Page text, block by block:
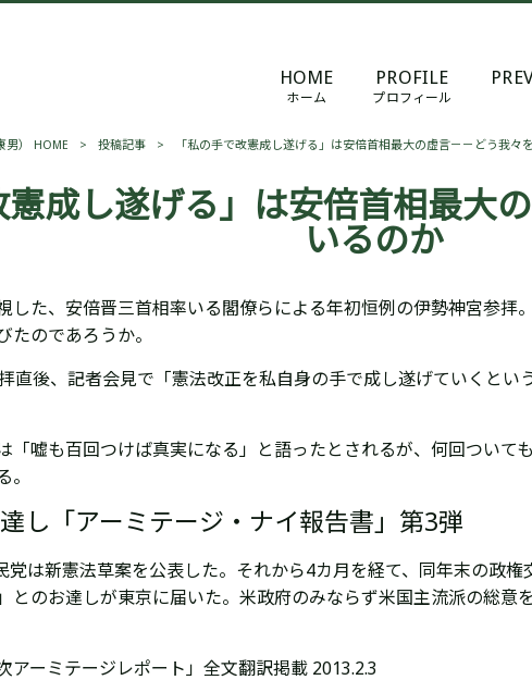
HOME
ホーム
PROFILE
プロフィール
男） HOME > 投稿記事 > 「私の手で改憲成し遂げる」は安倍首相最大の虚言－－どう我々
憲成し遂げる」は安倍首相最大
いるのか
した、安倍晋三首相率いる閣僚らによる年初恒例の伊勢神宮参拝
たのであろうか。
直後、記者会見で「憲法改正を私自身の手で成し遂げていくと
「嘘も百回つけば真実になる」と語ったとされるが、何回ついて
。
達し「アーミテージ・ナイ報告書」第3弾
党は新憲法草案を公表した。それから4カ月を経て、同年末の政
とのお達しが東京に届いた。米政府のみならず米国主流派の総
アーミテージレポート」全文翻訳掲載 2013.2.3